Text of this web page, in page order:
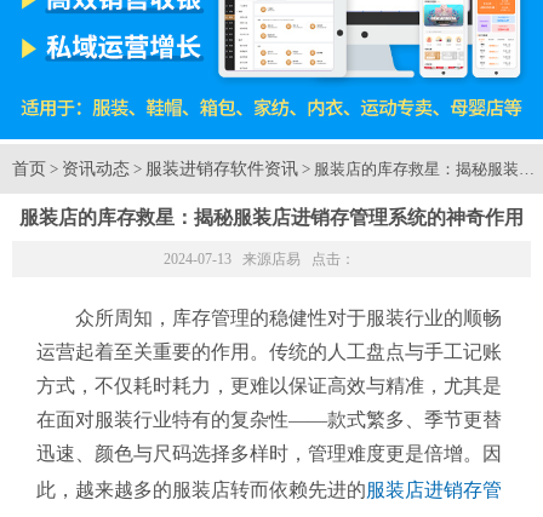
首页 > 资讯动态 > 服装进销存软件资讯 > 服装店的库存救星：揭秘服装店
服装店的库存救星：揭秘服装店进销存管理系统的神奇作用
2024-07-13 来源店易 点击：
众所周知，库存管理的稳健性对于服装行业的顺畅
运营起着至关重要的作用。传统的人工盘点与手工记账
方式，不仅耗时耗力，更难以保证高效与精准，尤其是
在面对服装行业特有的复杂性——款式繁多、季节更替
迅速、颜色与尺码选择多样时，管理难度更是倍增。因
此，越来越多的服装店转而依赖先进的服装店进销存管